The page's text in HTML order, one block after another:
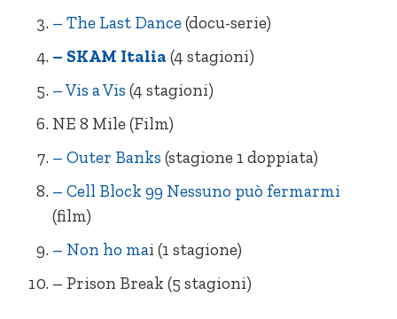
– The Last Dance(docu-serie)
– SKAM Italia (4 stagioni)
– Vis a Vis (4 stagioni)
NE 8 Mile (Film)
– Outer Banks (stagione 1 doppiata)
– Cell Block 99 Nessuno può fermarmi
(film)
– Non ho mai (1 stagione)
– Prison Break (5 stagioni)